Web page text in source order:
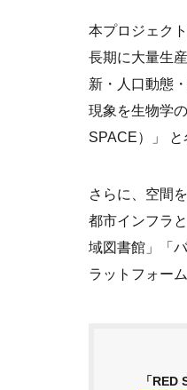
本プロジェク
長期に大量生
新・人口動態
現象を生物学
SPACE）」 と
さらに、空間
都市インフラ
域図書館」「
ラットフォー
「RED